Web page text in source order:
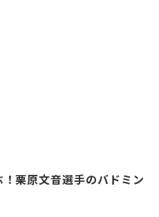
栗原文音選手のバドミン